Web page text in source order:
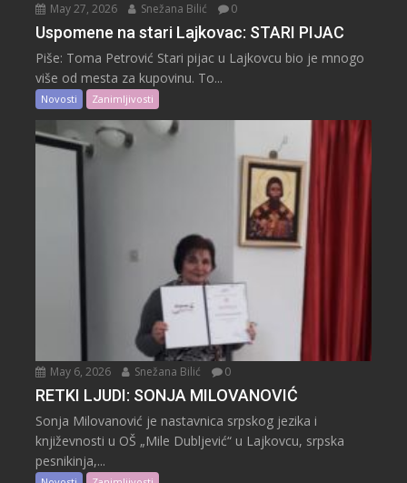
May 27, 2026 Snežana Bilić 0
Uspomene na stari Lajkovac: STARI PIJAC
Piše: Toma Petrović Stari pijac u Lajkovcu bio je mnogo
više od mesta za kupovinu. To...
Novosti Zanimljivosti
May 6, 2026 Snežana Bilić 0
RETKI LJUDI: SONJA MILOVANOVIĆ
Sonja Milovanović je nastavnica srpskog jezika i
književnosti u OŠ „Mile Dubljević“ u Lajkovcu, srpska
pesnikinja,...